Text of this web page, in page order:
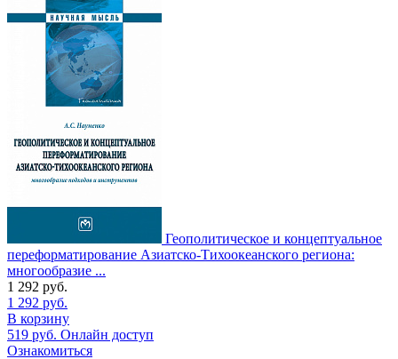
Геополитическое и концептуальное
переформатирование Азиатско-Тихоокеанского региона:
многообразие ...
1 292 руб.
1 292 руб.
В корзину
519 руб. Онлайн доступ
Ознакомиться